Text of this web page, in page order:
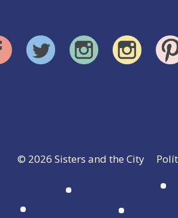
© 2026 Sisters and the City